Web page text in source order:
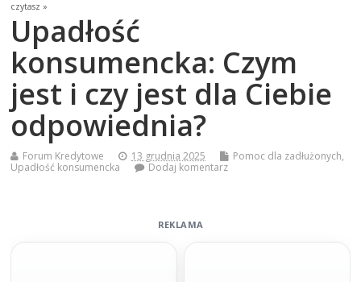
czytasz »
Upadłość
konsumencka: Czym
jest i czy jest dla Ciebie
odpowiednia?
Forum Kredytowe 13 grudnia 2025 Pomoc dla zadłużonych,
Upadłość konsumencka
Dodaj komentarz
REKLAMA